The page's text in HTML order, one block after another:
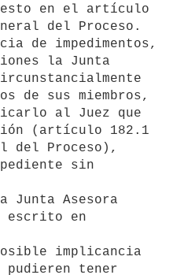
en el artículo
del Proceso.
de impedimentos,
la Junta
de sus miembros,
al Juez que
(artículo 182.1
del Proceso),
sin
Junta Asesora
escrito en
implicancia
tener